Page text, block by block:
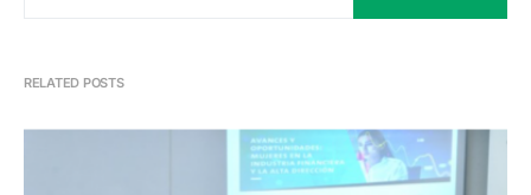
RELATED POSTS